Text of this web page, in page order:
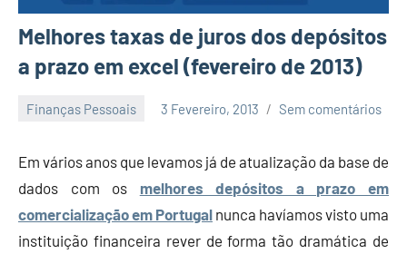
Melhores taxas de juros dos depósitos
a prazo em excel (fevereiro de 2013)
Finanças Pessoais 3 Fevereiro, 2013
Economia
Finanças
Sem comentários
Em vários anos que levamos já de atualização da base de
dados com os melhores depósitos a prazo em
comercialização em Portugal nunca havíamos visto uma
instituição financeira rever de forma tão dramática de